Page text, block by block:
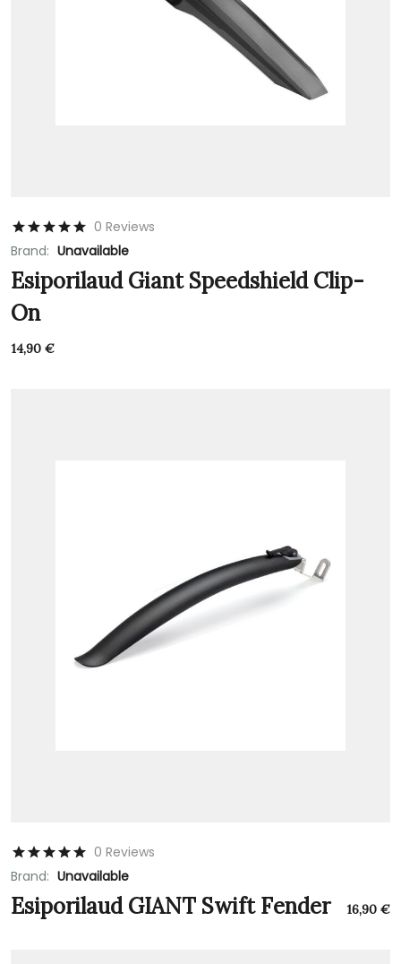
0 Reviews
Brand: Unavailable
Esiporilaud Giant Speedshield Clip-
On
14,90 €
0 Reviews
Brand: Unavailable
Esiporilaud GIANT Swift Fender 16,90 €